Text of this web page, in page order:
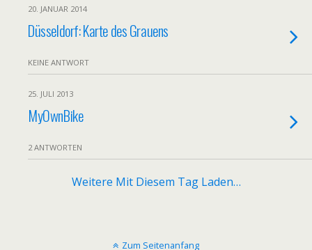
20. JANUAR 2014
Düsseldorf: Karte des Grauens
KEINE ANTWORT
25. JULI 2013
MyOwnBike
2 ANTWORTEN
Weitere Mit Diesem Tag Laden…
Zum Seitenanfang